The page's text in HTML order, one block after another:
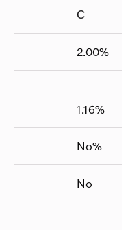
C
2.00%
1.16%
No%
No